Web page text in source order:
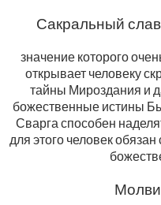
Сакральный
значение которого
открывает человеку
тайны Мироздания и
божественные истины
Сварга способен
для этого человек